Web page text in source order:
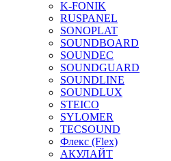
K-FONIK
RUSPANEL
SONOPLAT
SOUNDBOARD
SOUNDEC
SOUNDGUARD
SOUNDLINE
SOUNDLUX
STEICO
SYLOMER
TECSOUND
Флекс (Flex)
АКУЛАЙТ